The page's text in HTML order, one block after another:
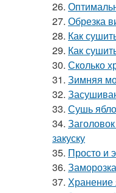
26.
27. Обрезка
28. Как
29. Как
30. Сколько
31. Зимняя
32.
33. Сушь
34.
закуску
35. Просто и
36.
37. Хранение